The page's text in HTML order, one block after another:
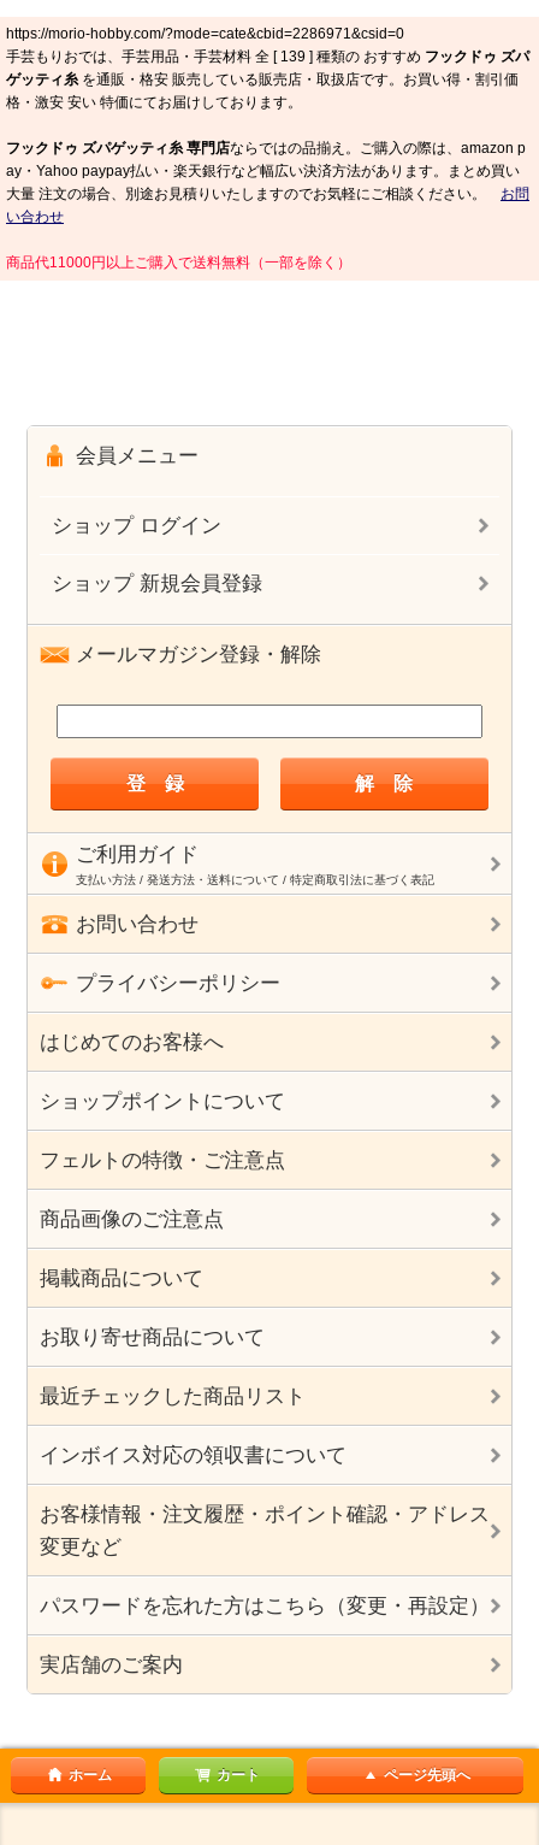
https://morio-hobby.com/?mode=cate&cbid=2286971&csid=0
手芸もりおでは、手芸用品・手芸材料 全 [ 139 ] 種類の おすすめ フックドゥ ズパ
ゲッティ糸 を通販・格安 販売している販売店・取扱店です。お買い得・割引価
格・激安 安い 特価にてお届けしております。
フックドゥ ズパゲッティ糸 専門店ならではの品揃え。ご購入の際は、amazon p
ay・Yahoo paypay払い・楽天銀行など幅広い決済方法があります。まとめ買い
大量 注文の場合、別途お見積りいたしますのでお気軽にご相談ください。 お問
い合わせ
商品代11000円以上ご購入で送料無料（一部を除く）
会員メニュー
ショップ ログイン
ショップ 新規会員登録
メールマガジン登録・解除
ご利用ガイド
支払い方法 / 発送方法・送料について / 特定商取引法に基づく表記
お問い合わせ
プライバシーポリシー
はじめてのお客様へ
ショップポイントについて
フェルトの特徴・ご注意点
商品画像のご注意点
掲載商品について
お取り寄せ商品について
最近チェックした商品リスト
インボイス対応の領収書について
お客様情報・注文履歴・ポイント確認・アドレス
変更など
パスワードを忘れた方はこちら（変更・再設定）
実店舗のご案内
ホーム カート ページ先頭へ